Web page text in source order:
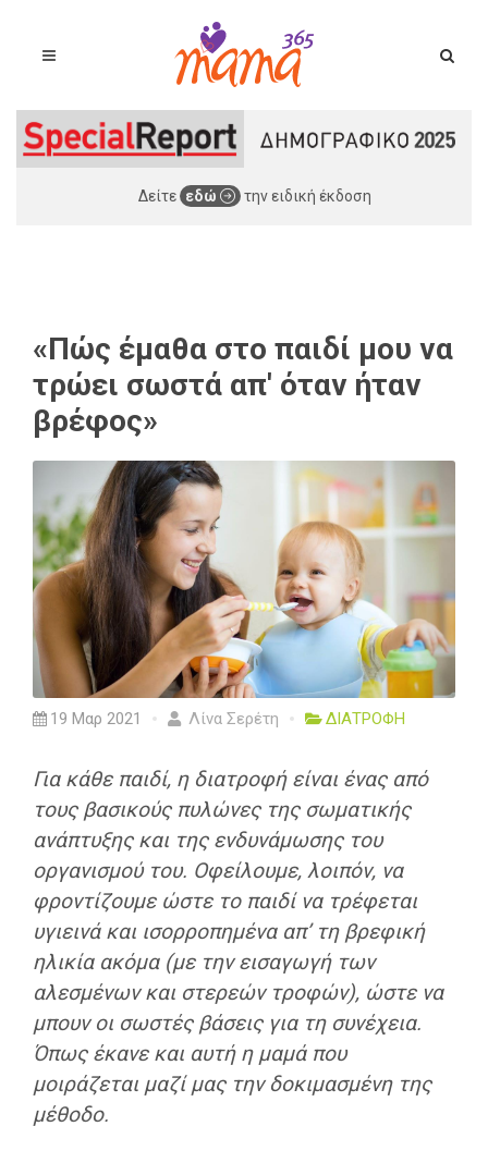
Δείτε εδώ την ειδική έκδοση
«Πώς έμαθα στο παιδί μου να
τρώει σωστά απ' όταν ήταν
βρέφος»
19 Μαρ 2021 Λίνα Σερέτη ΔΙΑΤΡΟΦΗ
Για κάθε παιδί, η διατροφή είναι ένας από
τους βασικούς πυλώνες της σωματικής
ανάπτυξης και της ενδυνάμωσης του
οργανισμού του. Οφείλουμε, λοιπόν, να
φροντίζουμε ώστε το παιδί να τρέφεται
υγιεινά και ισορροπημένα απ’ τη βρεφική
ηλικία ακόμα (με την εισαγωγή των
αλεσμένων και στερεών τροφών), ώστε να
μπουν οι σωστές βάσεις για τη συνέχεια.
Όπως έκανε και αυτή η μαμά που
μοιράζεται μαζί μας την δοκιμασμένη της
μέθοδο.